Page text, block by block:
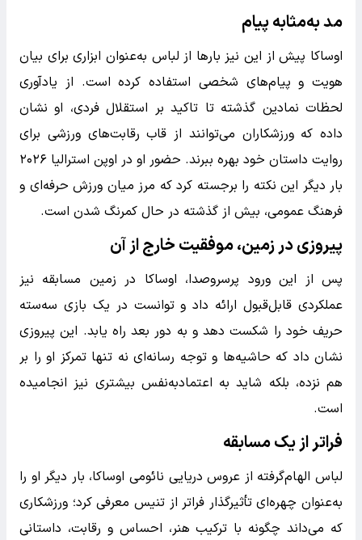
مد به‌مثابه پیام
اوساکا پیش از این نیز بارها از لباس به‌عنوان ابزاری برای بیان
هویت و پیام‌های شخصی استفاده کرده است. از یادآوری
لحظات نمادین گذشته تا تاکید بر استقلال فردی، او نشان
داده که ورزشکاران می‌توانند از قاب رقابت‌های ورزشی برای
روایت داستان خود بهره ببرند. حضور او در اوپن استرالیا ۲۰۲۶
بار دیگر این نکته را برجسته کرد که مرز میان ورزش حرفه‌ای و
فرهنگ عمومی، بیش از گذشته در حال کمرنگ شدن است.
پیروزی در زمین، موفقیت خارج از آن
پس از این ورود پرسر‌وصدا، اوساکا در زمین مسابقه نیز
عملکردی قابل‌قبول ارائه داد و توانست در یک بازی سه‌سته
حریف خود را شکست دهد و به دور بعد راه یابد. این پیروزی
نشان داد که حاشیه‌ها و توجه رسانه‌ای نه تنها تمرکز او را بر
هم نزده، بلکه شاید به اعتمادبه‌نفس بیشتری نیز انجامیده
است.
فراتر از یک مسابقه
لباس الهام‌گرفته از عروس دریایی نائومی اوساکا، بار دیگر او را
به‌عنوان چهره‌ای تأثیرگذار فراتر از تنیس معرفی کرد؛ ورزشکاری
که می‌داند چگونه با ترکیب هنر، احساس و رقابت، داستانی